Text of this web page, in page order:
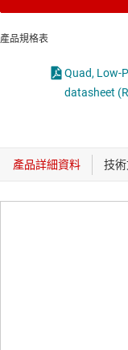
產品規格表
Quad, Low-
datasheet